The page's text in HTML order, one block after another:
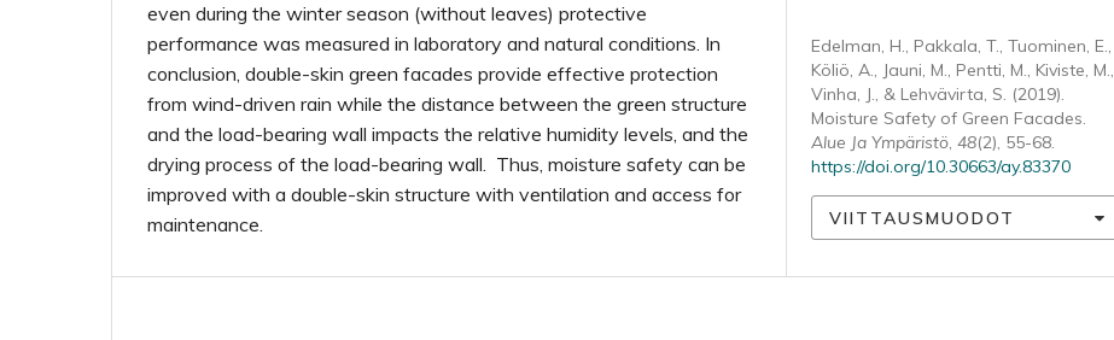
even during the winter season (without leaves) protective
performance was measured in laboratory and natural conditions. In
conclusion, double-skin green facades provide effective protection
from wind-driven rain while the distance between the green structure
and the load-bearing wall impacts the relative humidity levels, and the
drying process of the load-bearing wall. Thus, moisture safety can be
improved with a double-skin structure with ventilation and access for
maintenance.
Edelman, H., Pakkala, T., Tuominen, E.,
Köliö, A., Jauni, M., Pentti, M., Kiviste, M.,
Vinha, J., & Lehvävirta, S. (2019).
Moisture Safety of Green Facades.
Alue Ja Ympäristö, 48(2), 55-68.
https://doi.org/10.30663/ay.83370
VIITTAUSMUODOT